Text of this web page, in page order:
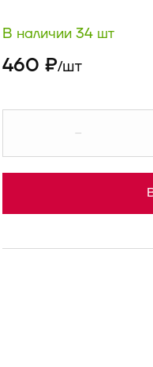
В наличии 34 шт
460 ₽/шт